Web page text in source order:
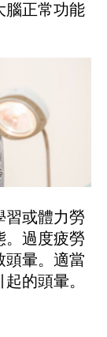
腦正常功能
或體力勞
。過度疲勞
頭暈。適當
的頭暈。